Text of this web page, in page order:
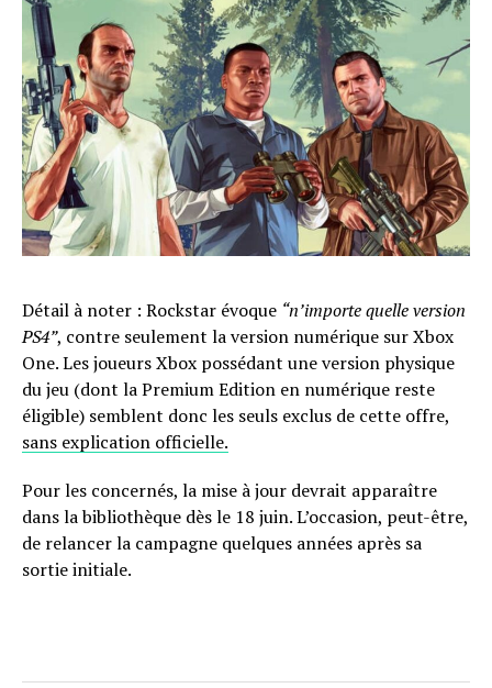
Détail à noter : Rockstar évoque “n’importe quelle version
PS4”, contre seulement la version numérique sur Xbox
One. Les joueurs Xbox possédant une version physique
du jeu (dont la Premium Edition en numérique reste
éligible) semblent donc les seuls exclus de cette offre,
sans explication officielle.
Pour les concernés, la mise à jour devrait apparaître
dans la bibliothèque dès le 18 juin. L’occasion, peut-être,
de relancer la campagne quelques années après sa
sortie initiale.